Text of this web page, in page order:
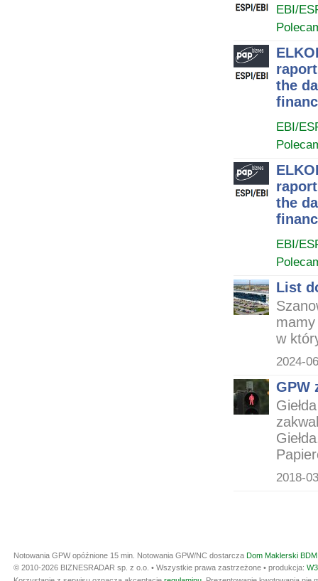
EBI/
the
EBI/
the
EBI/
List
w
2024-
GPW
2018-
Notowania GPW opóźnione 15 min. Notowania GPW/NC dostarcza Dom Maklerski
© 2010-2026 BIZNESRADAR sp. z o.o. • Wszystkie prawa zastrzeżone • produkcja: